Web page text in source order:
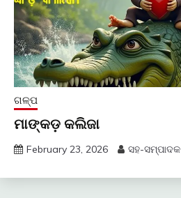
ଗଳ୍ପ
ମାଙ୍କଡ଼ କଲିଜା
February 23, 2026 ସହ-ସମ୍ପାଦକ